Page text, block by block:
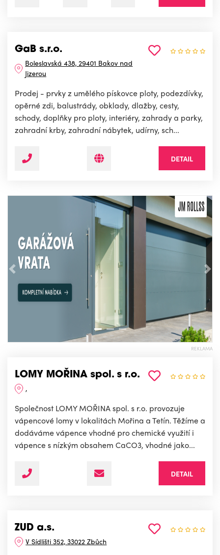
GaB s.r.o.
Boleslavská 438, 29401 Bakov nad
Jizerou
Prodej - prvky z umělého pískovce ploty, podezdívky,
opěrné zdi, balustrády, obklady, dlažby, cesty,
schody, doplňky pro ploty, interiéry, zahrady a parky,
zahradní krby, zahradní nábytek, udírny, sch...
DETAIL
Předchozí
REKLAMA
LOMY MOŘINA spol. s r.o.
,
Společnost LOMY MOŘINA spol. s r.o. provozuje
vápencové lomy v lokalitách Mořina a Tetín. Těžíme a
dodáváme vápence vhodné pro chemické využití i
vápence s nízkým obsahem CaCO3, vhodné jako...
DETAIL
ZUD a.s.
V Sídlišti 352, 33022 Zbůch